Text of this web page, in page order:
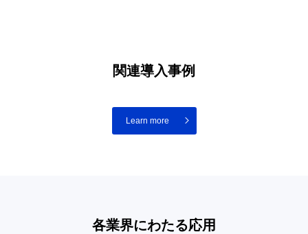
関連導入事例
Learn more
各業界にわたる応用